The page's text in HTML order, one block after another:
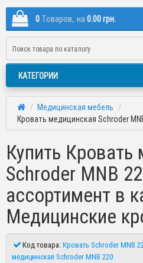
0 Tоваров, на 0.00 грн.
КАТЕГОРИИ
Медицинская мебель
Кровать медицинская Schroder
Купить Кровать
Schroder MNB
ассортимент в
Медицинские
Код товара:Кровать Schroder MNB
медицинская Schroder MNB 220